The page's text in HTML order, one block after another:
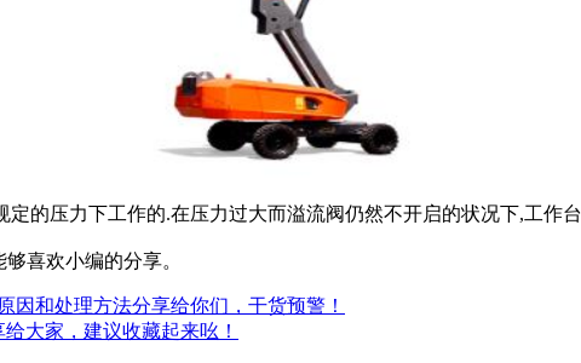
压力下工作的.在压力过大而溢流阀仍然不开启的状况下,工作台可能
欢小编的分享。
处理方法分享给你们，干货预警！
，建议收藏起来吆！